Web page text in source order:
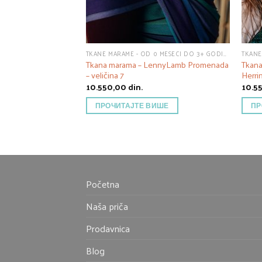
TKANE MARAME - OD 0 MESECI DO 3+ GODINE
Tkana marama – LennyLamb Promenada
– veličina 7
10.550,00din.
ПРОЧИТАЈТЕ ВИШЕ
Početna
Naša priča
Prodavnica
Blog